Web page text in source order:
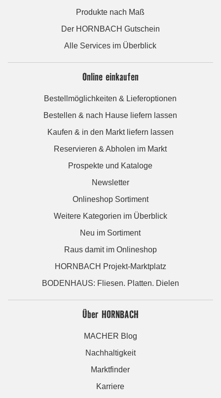
Produkte nach Maß
Der HORNBACH Gutschein
Alle Services im Überblick
Online einkaufen
Bestellmöglichkeiten & Lieferoptionen
Bestellen & nach Hause liefern lassen
Kaufen & in den Markt liefern lassen
Reservieren & Abholen im Markt
Prospekte und Kataloge
Newsletter
Onlineshop Sortiment
Weitere Kategorien im Überblick
Neu im Sortiment
Raus damit im Onlineshop
HORNBACH Projekt-Marktplatz
BODENHAUS: Fliesen. Platten. Dielen
Über HORNBACH
MACHER Blog
Nachhaltigkeit
Marktfinder
Karriere